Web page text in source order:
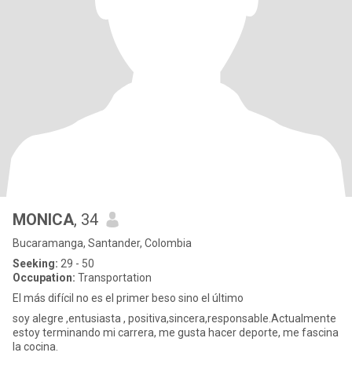
MONICA, 34
Bucaramanga, Santander, Colombia
Seeking: 29 - 50
Occupation: Transportation
El más difícil no es el primer beso sino el último
soy alegre ,entusiasta , positiva,sincera,responsable.Actualmente
estoy terminando mi carrera, me gusta hacer deporte, me fascina
la cocina.